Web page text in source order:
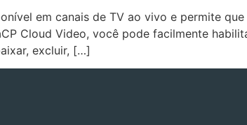
em canais de TV ao vivo e permite
Cloud Video, você pode facilmente
excluir, […]